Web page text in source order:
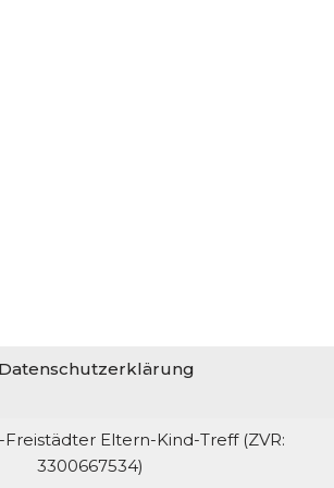
Datenschutzerklärung
Eltern-Kind-Treff (ZVR:
3300667534)